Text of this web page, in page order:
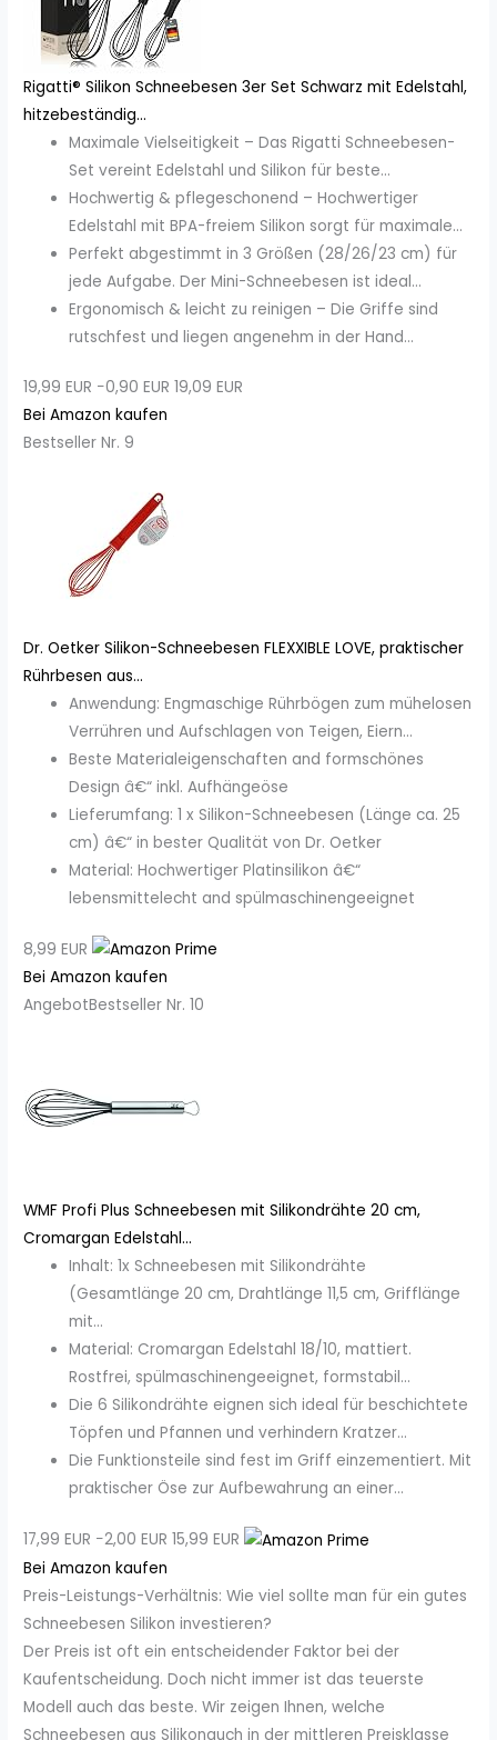
Rigatti® Silikon Schneebesen 3er Set Schwarz mit Edelstahl,
hitzebeständig...
Maximale Vielseitigkeit – Das Rigatti Schneebesen-
Set vereint Edelstahl und Silikon für beste...
Hochwertig & pflegeschonend – Hochwertiger
Edelstahl mit BPA-freiem Silikon sorgt für maximale...
Perfekt abgestimmt in 3 Größen (28/26/23 cm) für
jede Aufgabe. Der Mini-Schneebesen ist ideal...
Ergonomisch & leicht zu reinigen – Die Griffe sind
rutschfest und liegen angenehm in der Hand...
19,99 EUR −0,90 EUR 19,09 EUR
Bei Amazon kaufen
Bestseller Nr. 9
Dr. Oetker Silikon-Schneebesen FLEXXIBLE LOVE, praktischer
Rührbesen aus...
Anwendung: Engmaschige Rührbögen zum mühelosen
Verrühren und Aufschlagen von Teigen, Eiern...
Beste Materialeigenschaften and formschönes
Design â€“ inkl. Aufhängeöse
Lieferumfang: 1 x Silikon-Schneebesen (Länge ca. 25
cm) â€“ in bester Qualität von Dr. Oetker
Material: Hochwertiger Platinsilikon â€“
lebensmittelecht and spülmaschinengeeignet
8,99 EUR
Bei Amazon kaufen
AngebotBestseller Nr. 10
WMF Profi Plus Schneebesen mit Silikondrähte 20 cm,
Cromargan Edelstahl...
Inhalt: 1x Schneebesen mit Silikondrähte
(Gesamtlänge 20 cm, Drahtlänge 11,5 cm, Grifflänge
mit...
Material: Cromargan Edelstahl 18/10, mattiert.
Rostfrei, spülmaschinengeeignet, formstabil...
Die 6 Silikondrähte eignen sich ideal für beschichtete
Töpfen und Pfannen und verhindern Kratzer...
Die Funktionsteile sind fest im Griff einzementiert. Mit
praktischer Öse zur Aufbewahrung an einer...
17,99 EUR −2,00 EUR 15,99 EUR
Bei Amazon kaufen
Preis-Leistungs-Verhältnis: Wie viel sollte man für ein gutes
Schneebesen Silikon investieren?
Der Preis ist oft ein entscheidender Faktor bei der
Kaufentscheidung. Doch nicht immer ist das teuerste
Modell auch das beste. Wir zeigen Ihnen, welche
Schneebesen aus Silikonauch in der mittleren Preisklasse